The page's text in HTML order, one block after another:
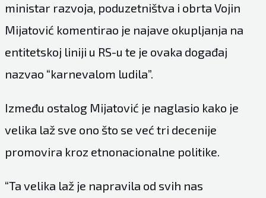
ministar razvoja, poduzetništva i obrta Vojin
Mijatović komentirao je najave okupljanja na
entitetskoj liniji u RS-u te je ovaka događaj
nazvao “karnevalom ludila”.
Između ostalog Mijatović je naglasio kako je
velika laž sve ono što se već tri decenije
promovira kroz etnonacionalne politike.
“Ta velika laž je napravila od svih nas